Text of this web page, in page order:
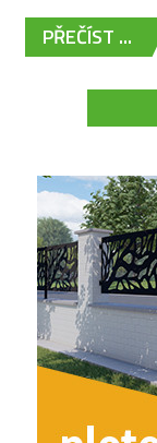
PŘEČÍST ...